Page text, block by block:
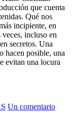
que cuenta
Qué nos
incipiente, en
veces, incluso en
secretos. Una
hacen posible, una
evitan una locura
Un comentario